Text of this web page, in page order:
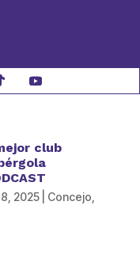
club
2025| Concejo